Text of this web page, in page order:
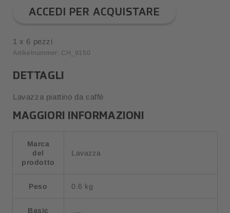
ACCEDI PER ACQUISTARE
1 x 6 pezzi
Artikelnummer: CH_9150
DETTAGLI
Lavazza piattino da caffé
MAGGIORI INFORMAZIONI
Marca
del
prodotto
Lavazza
Peso 0.6 kg
Basic